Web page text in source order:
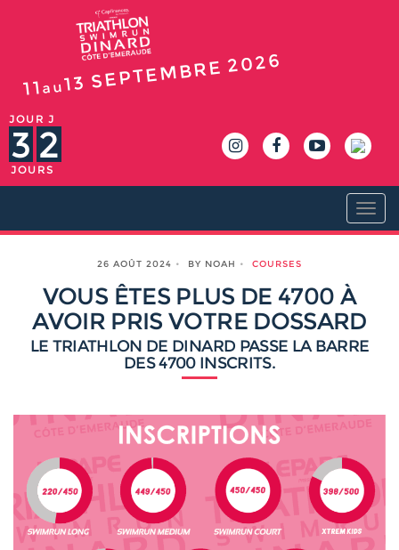
11au13 SEPTEMBRE 2026
JOUR J
3 2
JOURS
26 AOÛT 2024 BY NOAH COURSES
VOUS ÊTES PLUS DE 4700 À
AVOIR PRIS VOTRE DOSSARD
LE TRIATHLON DE DINARD PASSE LA BARRE
DES 4700 INSCRITS.